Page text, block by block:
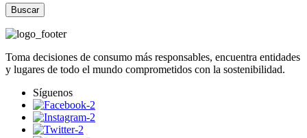
Buscar
Toma decisiones de consumo más responsables, encuentra entidades
y lugares de todo el mundo comprometidos con la sostenibilidad.
Síguenos